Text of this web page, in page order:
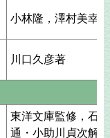
小林隆，澤村美幸著
川口久彦著
東洋文庫監修，石
通・小助川貞次解題